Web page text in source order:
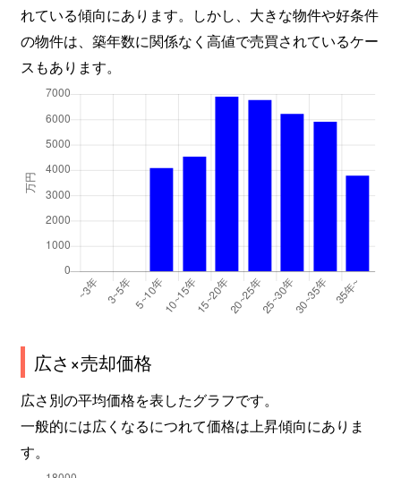
れている傾向にあります。しかし、大きな物件や好条件
の物件は、築年数に関係なく高値で売買されているケー
スもあります。
広さ×売却価格
広さ別の平均価格を表したグラフです。
一般的には広くなるにつれて価格は上昇傾向にありま
す。